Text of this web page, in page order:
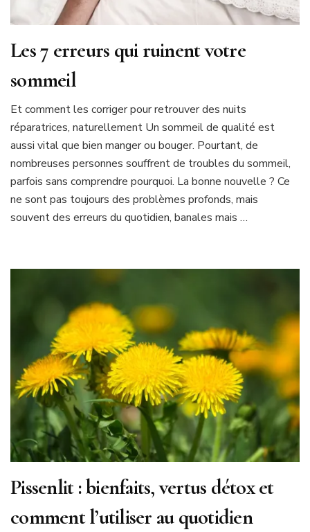
Les 7 erreurs qui ruinent votre
sommeil
Et comment les corriger pour retrouver des nuits
réparatrices, naturellement Un sommeil de qualité est
aussi vital que bien manger ou bouger. Pourtant, de
nombreuses personnes souffrent de troubles du sommeil,
parfois sans comprendre pourquoi. La bonne nouvelle ? Ce
ne sont pas toujours des problèmes profonds, mais
souvent des erreurs du quotidien, banales mais …
Pissenlit : bienfaits, vertus détox et
comment l’utiliser au quotidien